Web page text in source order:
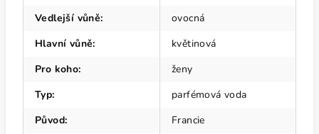
Vedlejší vůně:
ovocná
Hlavní vůně:
květinová
Pro koho:
ženy
Typ:
parfémová voda
Původ:
Francie